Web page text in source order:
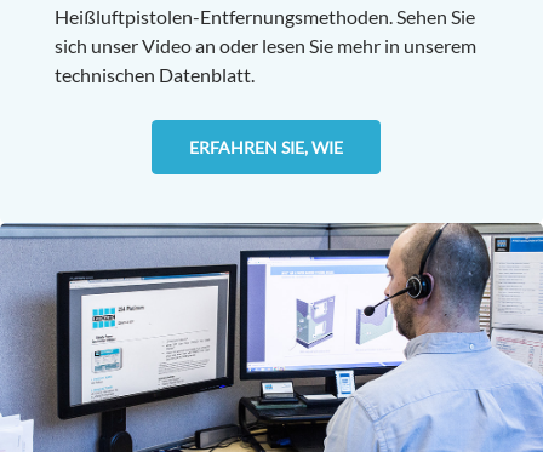
Heißluftpistolen-Entfernungsmethoden. Sehen Sie
sich unser Video an oder lesen Sie mehr in unserem
technischen Datenblatt.
ERFAHREN SIE, WIE